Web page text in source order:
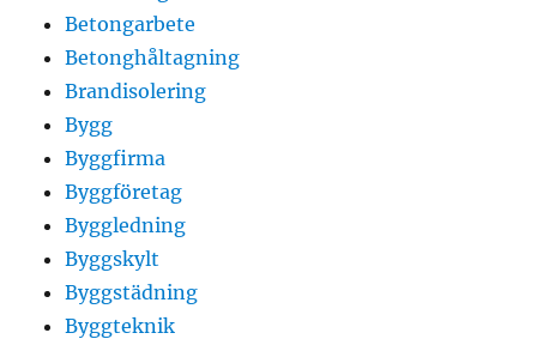
Betongarbete
Betonghåltagning
Brandisolering
Bygg
Byggfirma
Byggföretag
Byggledning
Byggskylt
Byggstädning
Byggteknik